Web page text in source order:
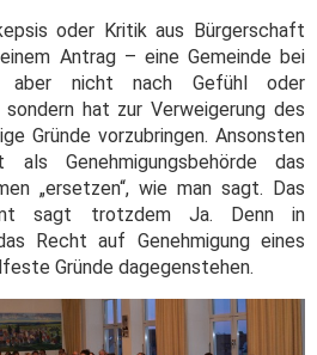
oder Kritik aus Bürgerschaft
Antrag – eine Gemeinde bei
aber nicht nach Gefühl oder
hat zur Verweigerung des
Gründe vorzubringen. Ansonsten
als Genehmigungsbehörde das
„ersetzen“, wie man sagt. Das
sagt trotzdem Ja. Denn in
Recht auf Genehmigung eines
Gründe dagegenstehen.